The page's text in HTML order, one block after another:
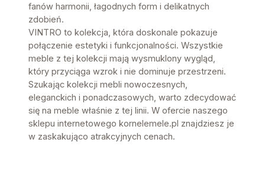
fanów harmonii, łagodnych form i delikatnych
zdobień.
VINTRO to kolekcja, która doskonale pokazuje
połączenie estetyki i funkcjonalności. Wszystkie
meble z tej kolekcji mają wysmuklony wygląd,
który przyciąga wzrok i nie dominuje przestrzeni.
Szukając kolekcji mebli nowoczesnych,
eleganckich i ponadczasowych, warto zdecydować
się na meble właśnie z tej linii. W ofercie naszego
sklepu internetowego kornelemele.pl znajdziesz je
w zaskakująco atrakcyjnych cenach.